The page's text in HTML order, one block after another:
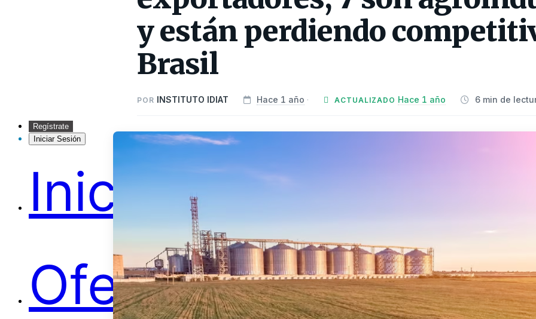
Regístrate
Iniciar Sesión
Inicio
Ofertas
y están perdiendo
Brasil
POR INSTITUTO IDIAT Hace 1 año · ACTUALIZADO Hace 1 año 6 min de